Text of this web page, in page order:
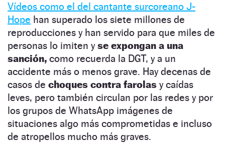
Vídeos como el del cantante surcoreano J-
Hope han superado los siete millones de
reproducciones y han servido para que miles de
personas lo imiten yse expongan a una
sanción, como recuerda la DGT, y a un
accidente más o menos grave. Hay decenas de
casos de choques contra farolas y caídas
leves, pero también circulan por las redes y por
los grupos de WhatsApp imágenes de
situaciones algo más comprometidas e incluso
de atropellos mucho más graves.